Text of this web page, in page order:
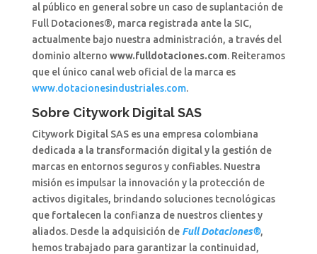
al público en general sobre un caso de suplantación de
Full Dotaciones®, marca registrada ante la SIC,
actualmente bajo nuestra administración, a través del
dominio alterno www.fulldotaciones.com. Reiteramos
que el único canal web oficial de la marca es
www.dotacionesindustriales.com.
Sobre Citywork Digital SAS
Citywork Digital SAS es una empresa colombiana
dedicada a la transformación digital y la gestión de
marcas en entornos seguros y confiables. Nuestra
misión es impulsar la innovación y la protección de
activos digitales, brindando soluciones tecnológicas
que fortalecen la confianza de nuestros clientes y
aliados. Desde la adquisición de Full Dotaciones®,
hemos trabajado para garantizar la continuidad,